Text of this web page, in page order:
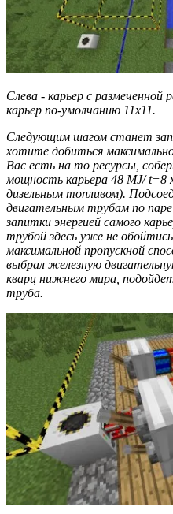
Слева - карьер с размеченной
карьер по-умолчанию 11х11.
Следующим шагом станет
хотите добиться
Вас есть на то ресурсы,
мощность карьера 48 MJ/t=8
дизельным топливом).
двигательным трубам по
запитки энергией самого
трубой здесь уже не
максимальной пропускной
выбрал железную
кварц нижнего мира,
труба.